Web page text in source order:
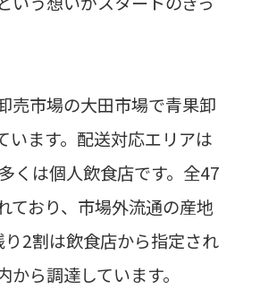
売市場の大田市場で青果卸
います。配送対応エリアは
くは個人飲食店です。全47
ており、市場外流通の産地
2割は飲食店から指定され
ら調達しています。